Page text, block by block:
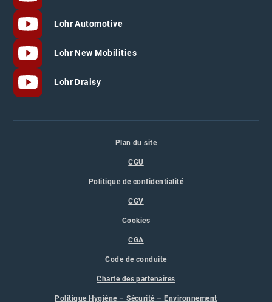
Lohr Automotive
Lohr New Mobilities
Lohr Draisy
Plan du site
CGU
Politique de confidentialité
CGV
Cookies
CGA
Code de conduite
Charte des partenaires
Politique Hygiène – Sécurité – Environnement